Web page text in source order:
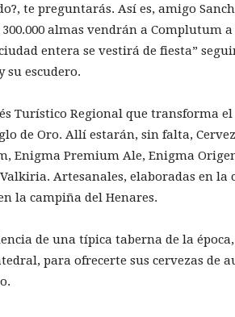
te preguntarás. Así es, amigo
almas vendrán a Complutum
entera se vestirá de fiesta”
su escudero.
Turístico Regional que transforma
de Oro. Allí estarán, sin falta,
Enigma Premium Ale, Enigma
Artesanales, elaboradas en la
la campiña del Henares.
de una típica taberna de la
para ofrecerte sus cervezas de